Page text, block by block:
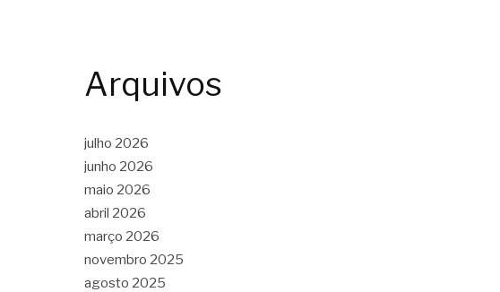
Arquivos
julho 2026
junho 2026
maio 2026
abril 2026
março 2026
novembro 2025
agosto 2025